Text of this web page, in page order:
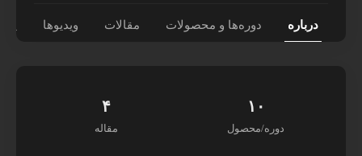
درباره دوره‌ها و محصولات مقالات ویدیوها
۱۰
دوره/محصول
۴
مقاله